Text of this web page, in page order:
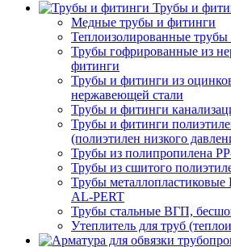
Трубы и
Медные трубы и фитинги
Теплоизолированные трубы
Трубы гофрированные из
фитинги
Трубы и фитинги из
нержавеющей стали
Трубы и фитинги
Трубы и фитинги
(полиэтилен низкого
Трубы из полипропилена
Трубы из сшитого
Трубы
AL-PERT
Трубы стальные ВГП,
Утеплитель для труб